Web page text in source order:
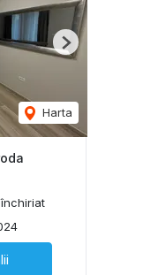
Harta
Next